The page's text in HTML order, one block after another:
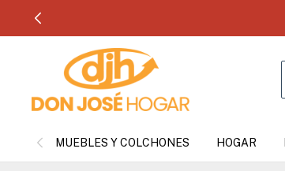
MUEBLES Y COLCHONES HOGAR